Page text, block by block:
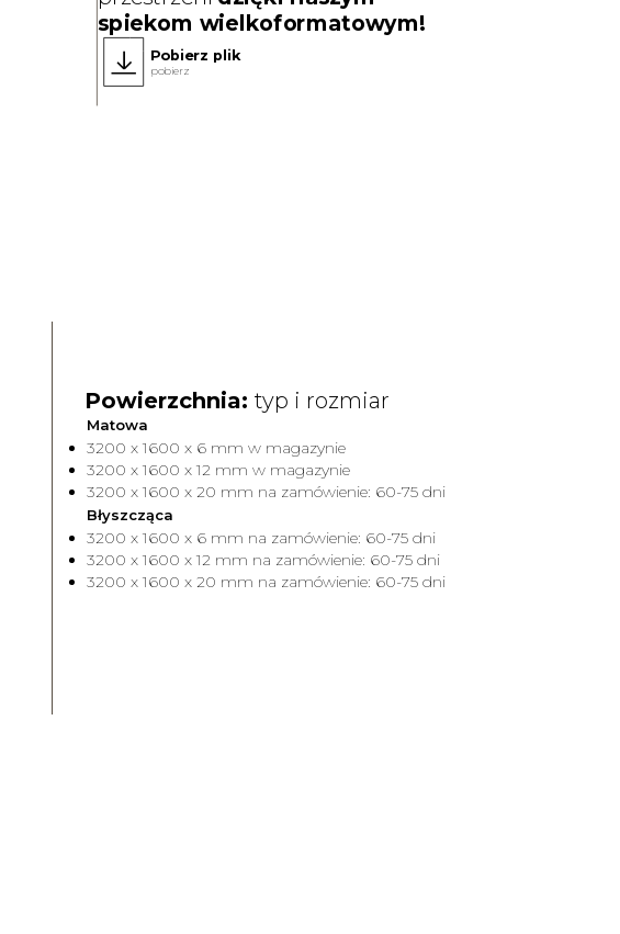
spiekom wielkoformatowym!
Pobierz plik
pobierz
Powierzchnia:typ i rozmiar
Matowa
3200 x 1600 x 6 mm w magazynie
3200 x 1600 x 12 mm w magazynie
3200 x 1600 x 20 mm na zamówienie: 60-75 dni
Błyszcząca
3200 x 1600 x 6 mm na zamówienie: 60-75 dni
3200 x 1600 x 12 mm na zamówienie: 60-75 dni
3200 x 1600 x 20 mm na zamówienie: 60-75 dni